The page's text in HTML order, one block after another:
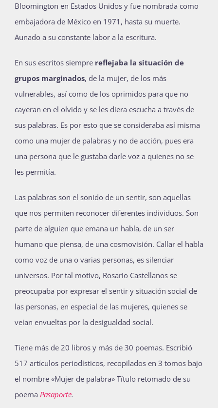
Bloomington en Estados Unidos y fue nombrada como
embajadora de México en 1971, hasta su muerte.
Aunado a su constante labor a la escritura.
En sus escritos siempre reflejaba la situación de
grupos marginados, de la mujer, de los más
vulnerables, así como de los oprimidos para que no
cayeran en el olvido y se les diera escucha a través de
sus palabras. Es por esto que se consideraba así misma
como una mujer de palabras y no de acción, pues era
una persona que le gustaba darle voz a quienes no se
les permitía.
Las palabras son el sonido de un sentir, son aquellas
que nos permiten reconocer diferentes individuos. Son
parte de alguien que emana un habla, de un ser
humano que piensa, de una cosmovisión. Callar el habla
como voz de una o varias personas, es silenciar
universos. Por tal motivo, Rosario Castellanos se
preocupaba por expresar el sentir y situación social de
las personas, en especial de las mujeres, quienes se
veían envueltas por la desigualdad social.
Tiene más de 20 libros y más de 30 poemas. Escribió
517 artículos periodísticos, recopilados en 3 tomos bajo
el nombre «Mujer de palabra» Título retomado de su
poema Pasaporte.